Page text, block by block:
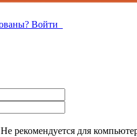
Войти
Не рекомендуется для